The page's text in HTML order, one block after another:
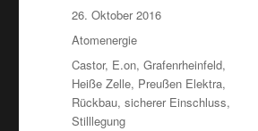
Veröffentlicht
am
26. Oktober 2016
Kategorien
Atomenergie
Schlagwörter
Castor, E.on,Grafenrheinfeld,
Heiße Zelle, Preußen Elektra,
Rückbau,sicherer Einschluss,
Stilllegung